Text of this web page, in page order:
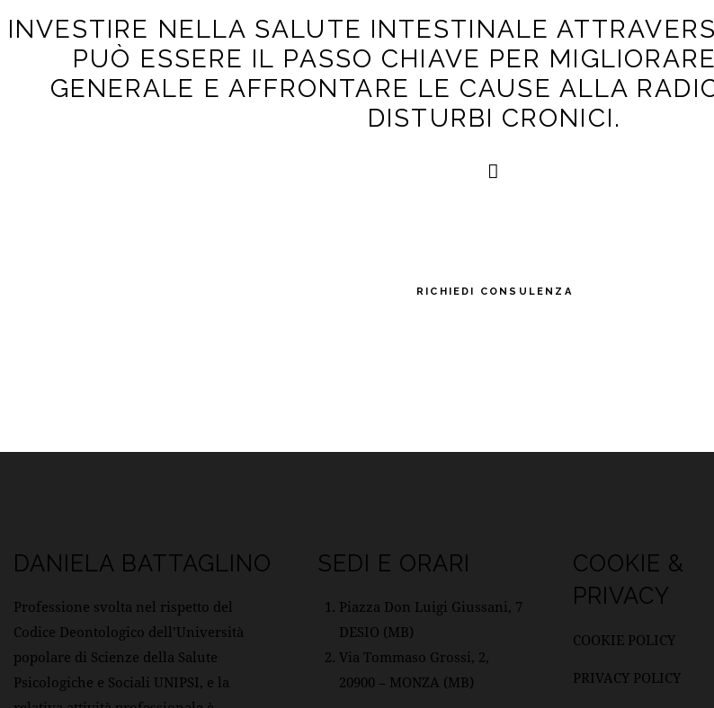
INVESTIRE NELLA SALUTE INTESTINALE
PUÒ ESSERE IL PASSO CHIAVE PER
GENERALE E AFFRONTARE LE CAUSE ALLA
DISTURBI CRONICI.
RICHIEDI CONSULENZA
DANIELA BATTAGLINO
Professione svolta nel rispetto del
Codice Deontologico dell’Università
popolare di Scienze della Salute
Psicologiche e Sociali UNIPSI, e la
SEDI E ORARI
Piazza Don Luigi Giussani, 7
DESIO (MB)
Via Tommaso Grossi, 2,
20900 – MONZA (MB)
COOKIE &
PRIVACY
COOKIE POLICY
PRIVACY POLICY